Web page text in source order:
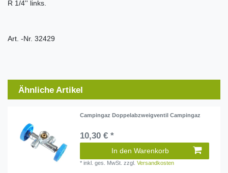
R 1/4'' links.
Art. -Nr. 32429
Ähnliche Artikel
Campingaz Doppelabzweigventil Campingaz
10,30 € *
In den Warenkorb
*inkl. ges. MwSt. zzgl.Versandkosten